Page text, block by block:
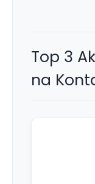
Top 3
na